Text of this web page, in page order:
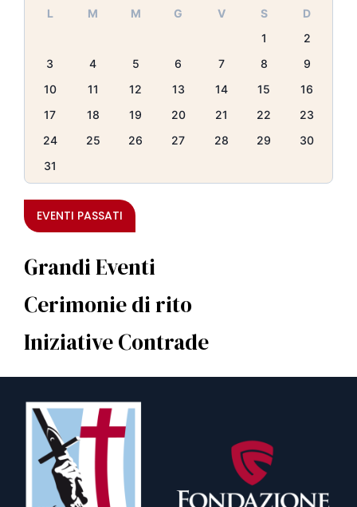
L M M G V S
D
1
2
3
4 5 6 7 8
9
10
11 12 13 14 15
16
17
18 19 20 21 22
23
24
25 26 27 28 29
30
31
EVENTI PASSATI
Grandi Eventi
Cerimonie di rito
Iniziative Contrade